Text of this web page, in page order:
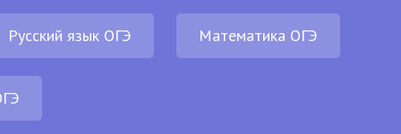
Русский язык ОГЭ Математика ОГЭ